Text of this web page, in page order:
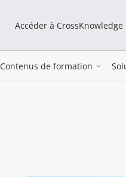
Accéder à CrossKnowledge
Contenus de formation